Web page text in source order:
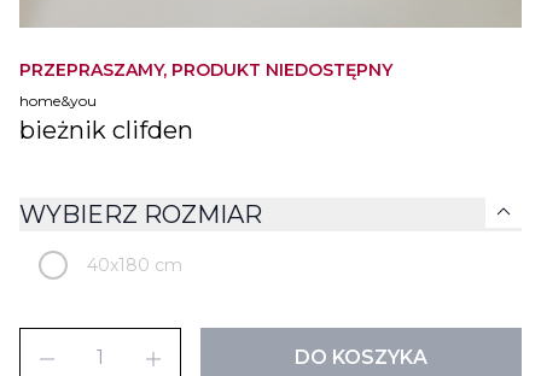
PRZEPRASZAMY, PRODUKT NIEDOSTĘPNY
home&you
bieżnik clifden
WYBIERZ ROZMIAR expand_more
40x180 cm
remove add DO KOSZYKA